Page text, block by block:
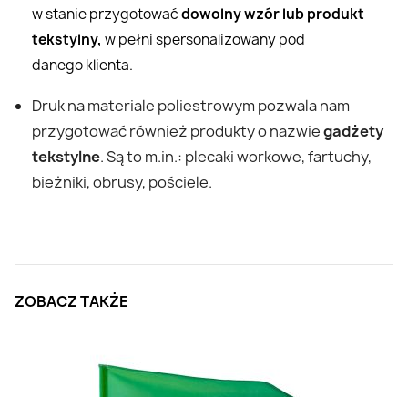
w stanie przygotowaćdowolny wzór lub produkt
tekstylny, w pełni spersonalizowany pod
danego klienta.
Druk na materiale poliestrowym pozwala nam
przygotować również produkty o nazwiegadżety
tekstylne. Są to m.in.: plecaki workowe, fartuchy,
bieżniki, obrusy, pościele.
ZOBACZ TAKŻE